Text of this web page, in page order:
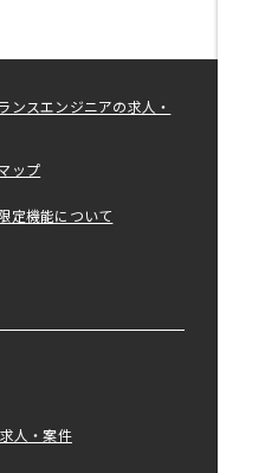
ンスエンジニアの求人・
ップ
定機能について
人・案件